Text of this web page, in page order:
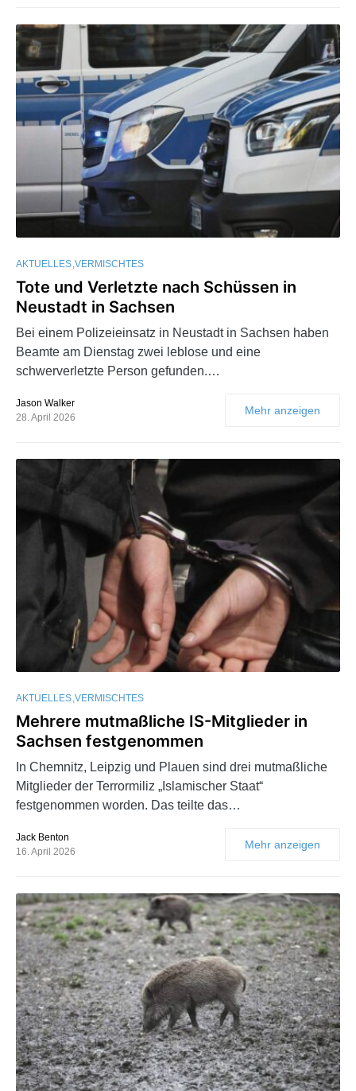
AKTUELLES VERMISCHTES
Tote und Verletzte nach Schüssen in
Neustadt in Sachsen
Bei einem Polizeieinsatz in Neustadt in Sachsen haben
Beamte am Dienstag zwei leblose und eine
schwerverletzte Person gefunden.…
Jason Walker
28. April 2026
Mehr anzeigen
AKTUELLES VERMISCHTES
Mehrere mutmaßliche IS-Mitglieder in
Sachsen festgenommen
In Chemnitz, Leipzig und Plauen sind drei mutmaßliche
Mitglieder der Terrormiliz „Islamischer Staat“
festgenommen worden. Das teilte das…
Jack Benton
16. April 2026
Mehr anzeigen